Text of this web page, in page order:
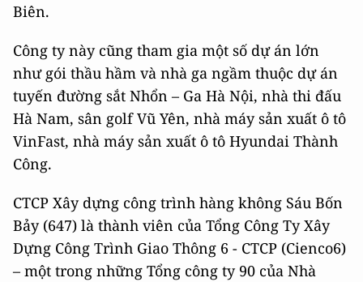
Biên.
Công ty này cũng tham gia một số dự án lớn
như gói thầu hầm và nhà ga ngầm thuộc dự án
tuyến đường sắt Nhổn – Ga Hà Nội, nhà thi đấu
Hà Nam, sân golf Vũ Yên, nhà máy sản xuất ô tô
VinFast, nhà máy sản xuất ô tô Hyundai Thành
Công.
CTCP Xây dựng công trình hàng không Sáu Bốn
Bảy (647) là thành viên của Tổng Công Ty Xây
Dựng Công Trình Giao Thông 6 - CTCP (Cienco6)
– một trong những Tổng công ty 90 của Nhà